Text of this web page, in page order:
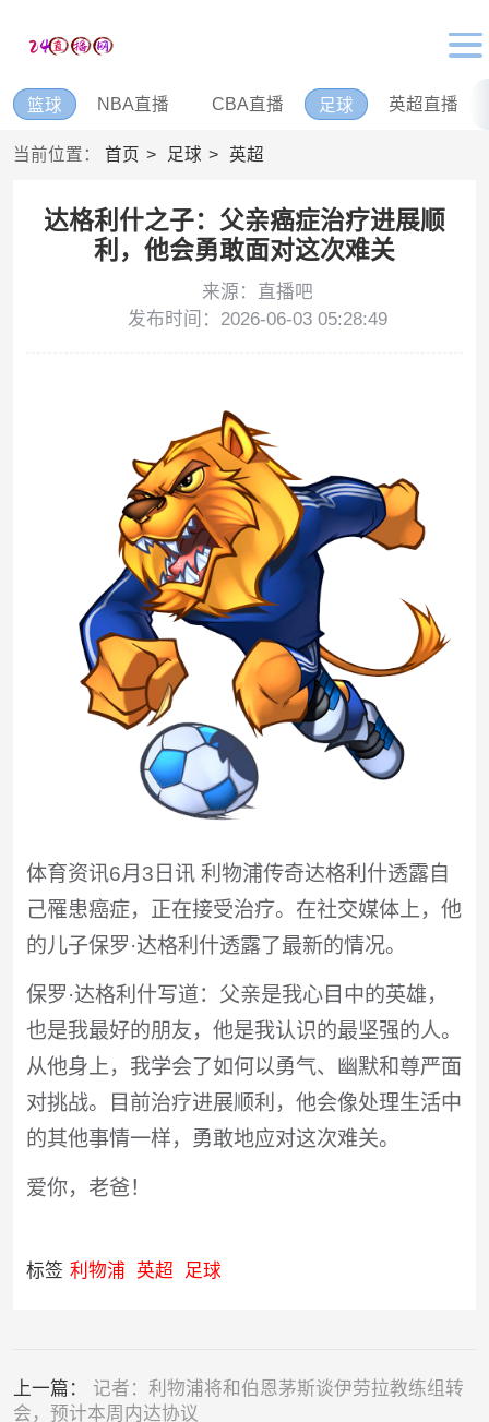
篮球 NBA直播 CBA直播 足球 英超直播
当前位置： 首页 足球 英超
达格利什之子：父亲癌症治疗进展顺
利，他会勇敢面对这次难关
来源：直播吧
发布时间：2026-06-03 05:28:49
体育资讯6月3日讯 利物浦传奇达格利什透露自
己罹患癌症，正在接受治疗。在社交媒体上，他
的儿子保罗·达格利什透露了最新的情况。
保罗·达格利什写道：父亲是我心目中的英雄，
也是我最好的朋友，他是我认识的最坚强的人。
从他身上，我学会了如何以勇气、幽默和尊严面
对挑战。目前治疗进展顺利，他会像处理生活中
的其他事情一样，勇敢地应对这次难关。
爱你，老爸！
标签 利物浦 英超 足球
上一篇： 记者：利物浦将和伯恩茅斯谈伊劳拉教练组转
会，预计本周内达协议